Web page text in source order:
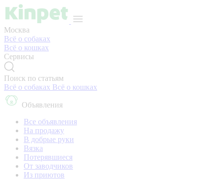
Москва
Всё о собаках
Всё о кошках
Сервисы
Поиск по статьям
Всё о собаках Всё о кошках
Объявления
Все объявления
На продажу
В добрые руки
Вязка
Потерявшиеся
От заводчиков
Из приютов